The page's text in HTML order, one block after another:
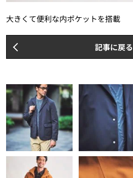
大きくて便利な内ポケットを搭載
記事に戻る